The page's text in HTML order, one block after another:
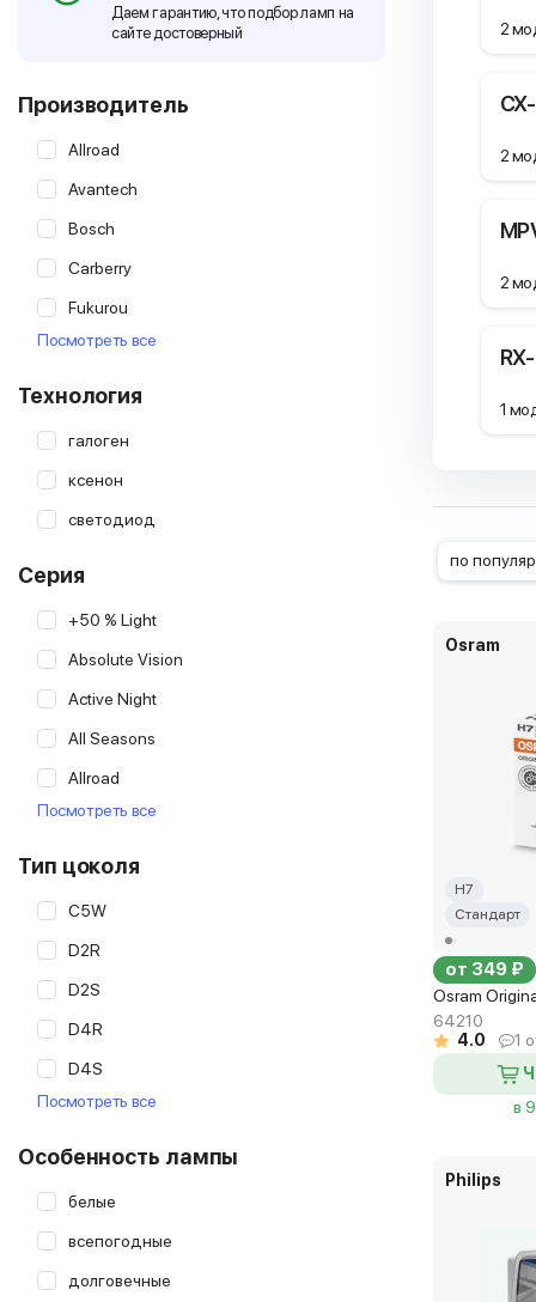
Даем гарантию, что подбор ламп на
сайте достоверный
Производитель
Allroad
Avantech
Bosch
Carberry
Fukurou
Goodyear
Masuma
Narva
Neolux
Optima Light
Osram
Patron
Philips
Tungsram
Посмотреть все
Технология
галоген
ксенон
светодиод
Серия
+50 % Light
Absolute Vision
Active Night
All Seasons
Allroad
Allseason
Contrast+
Cool Blue Boost
Cool Blue Hyper+
Посмотреть все
Тип цоколя
C5W
D2R
D2S
D4R
D4S
Festoon
H1
Посмотреть все
Особенность лампы
белые
всепогодные
долговечные
2
2
2
1
по
Osram
H7
Стандарт
от 349 ₽
Osram
64210
4.0
1
в
Philips